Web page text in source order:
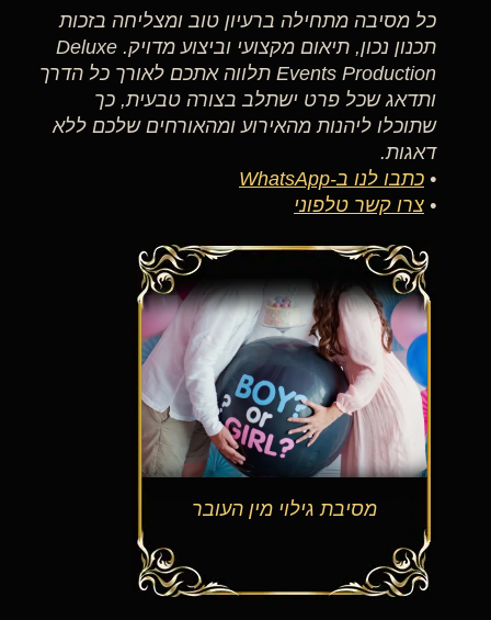
כל מסיבה מתחילה ברעיון טוב ומצליחה בזכות
תכנון נכון, תיאום מקצועי וביצוע מדויק. Deluxe
Events Production תלווה אתכם לאורך כל הדרך
ותדאג שכל פרט ישתלב בצורה טבעית, כך
שתוכלו ליהנות מהאירוע ומהאורחים שלכם ללא
דאגות.
• כתבו לנו ב-WhatsApp
• צרו קשר טלפוני
מסיבת גילוי מין העובר